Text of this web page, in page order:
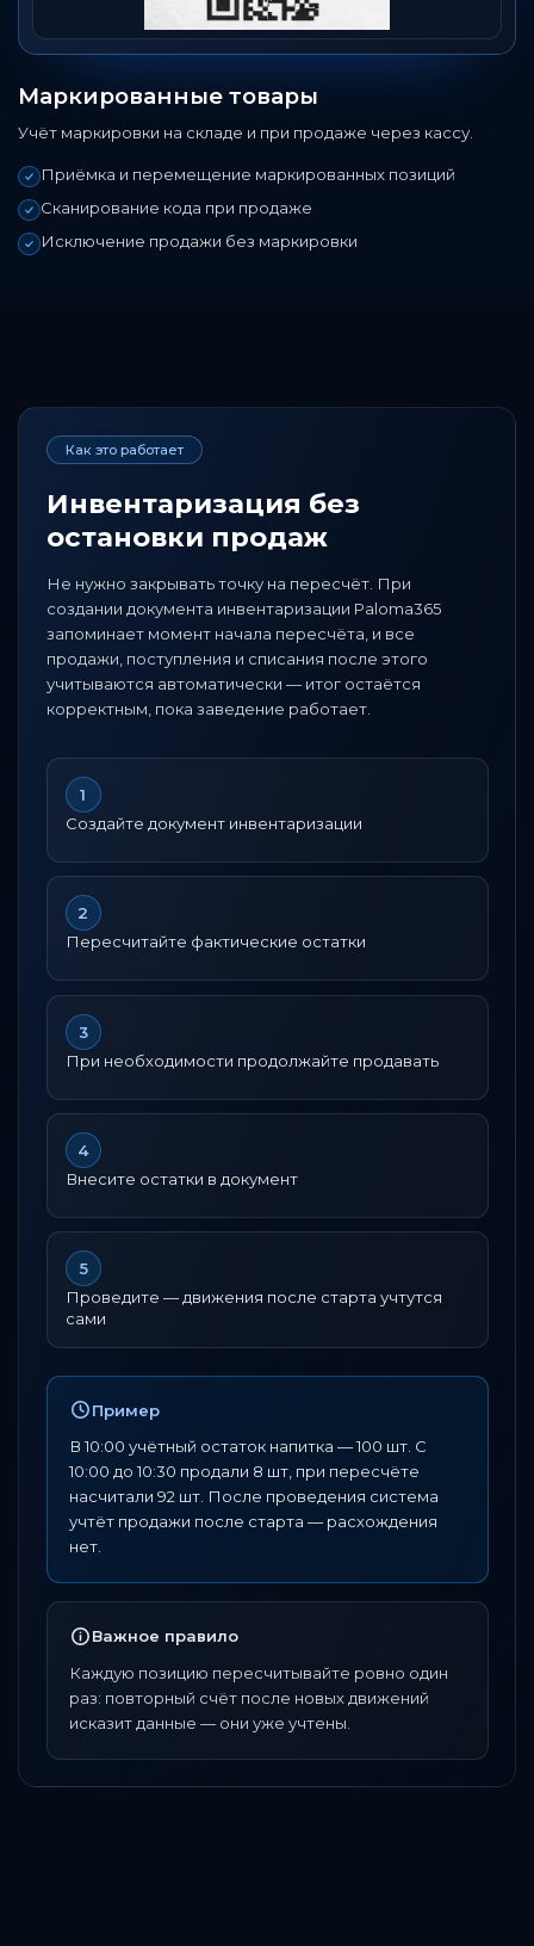
Маркированные товары
Учёт маркировки на складе и при продаже через кассу.
Приёмка и перемещение маркированных позиций
Сканирование кода при продаже
Исключение продажи без маркировки
Как это работает
Инвентаризация без
остановки продаж
Не нужно закрывать точку на пересчёт. При
создании документа инвентаризации Paloma365
запоминает момент начала пересчёта, и все
продажи, поступления и списания после этого
учитываются автоматически — итог остаётся
корректным, пока заведение работает.
1
Создайте документ инвентаризации
2
Пересчитайте фактические остатки
3
При необходимости продолжайте продавать
4
Внесите остатки в документ
5
Проведите — движения после старта учтутся
сами
Пример
В 10:00 учётный остаток напитка — 100 шт. С
10:00 до 10:30 продали 8 шт, при пересчёте
насчитали 92 шт. После проведения система
учтёт продажи после старта — расхождения
нет.
Важное правило
Каждую позицию пересчитывайте ровно один
раз: повторный счёт после новых движений
исказит данные — они уже учтены.